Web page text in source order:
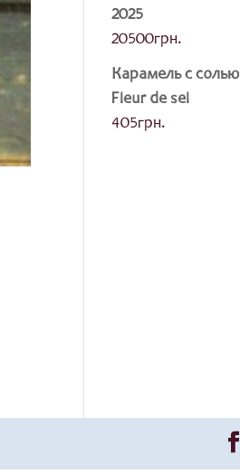
2025
20500грн.
Карамель с солью
Fleur de sel
405грн.